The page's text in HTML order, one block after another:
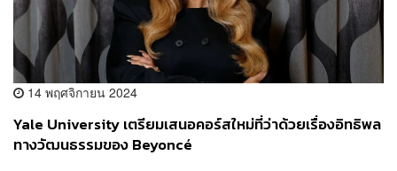
14 พฤศจิกายน 2024
Yale University เตรียมเสนอคอร์สใหม่ที่ว่าด้วยเรื่องอิทธิพล
ทางวัฒนธรรมของ Beyoncé